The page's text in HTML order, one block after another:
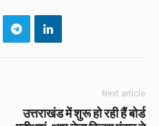
Next article
उत्तराखंड में शुरू हो रही हैं बोर्ड